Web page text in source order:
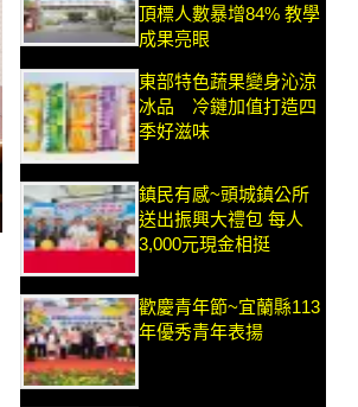
頂標人數暴增84% 教學
成果亮眼
東部特色蔬果變身沁涼
冰品 冷鏈加值打造四
季好滋味
鎮民有感~頭城鎮公所
送出振興大禮包 每人
3,000元現金相挺
歡慶青年節~宜蘭縣113
年優秀青年表揚